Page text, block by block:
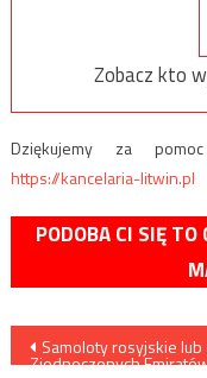
Zobacz kto
Dziękujemy za
https://kancelaria-litwin.pl
PODOBA CI SIĘ TO
Nawigacja
Samoloty rosyjskie lub
Zjednoczonych